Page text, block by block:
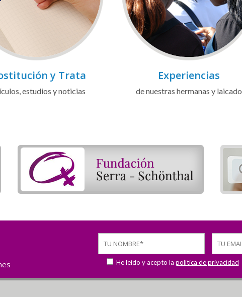
y Trata
estudios y noticias
Experiencias
de nuestras hermanas y laicado
He leído y acepto la política de privacidad